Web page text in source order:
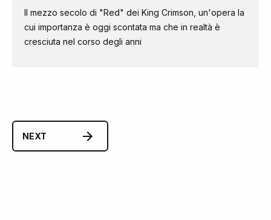
Il mezzo secolo di "Red" dei King Crimson, un'opera la
cui importanza è oggi scontata ma che in realtà è
cresciuta nel corso degli anni
NEXT